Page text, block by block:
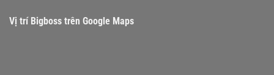
Vị trí Bigboss trên Google Maps